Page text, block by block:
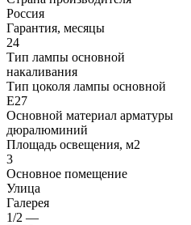
Россия
Гарантия, месяцы
24
Тип лампы основной
накаливания
Тип цоколя лампы основной
E27
Основной материал арматуры
дюралюминий
Площадь освещения, м2
3
Основное помещение
Улица
Галерея
1/2 —